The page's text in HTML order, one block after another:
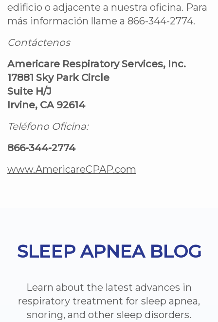
edificio o adjacente a nuestra oficina. Para
más información llame a 866-344-2774.
Contáctenos
Americare Respiratory Services, Inc.
17881 Sky Park Circle
Suite H/J
Irvine, CA 92614
Teléfono Oficina:
866-344-2774
www.AmericareCPAP.com
SLEEP APNEA BLOG
Learn about the latest advances in
respiratory treatment for sleep apnea,
snoring, and other sleep disorders.